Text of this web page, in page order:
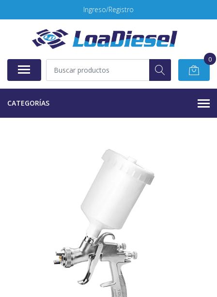
Ingreso/Registro
0
CATEGORÍAS